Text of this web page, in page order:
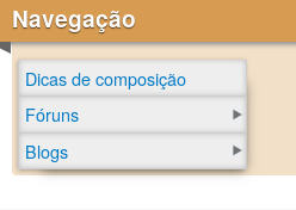
Navegação
Dicas de composição
Fóruns
Blogs